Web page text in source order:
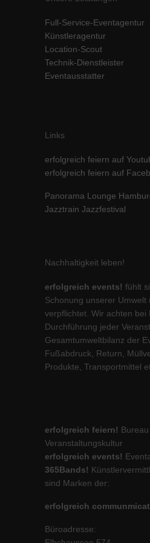
Full-Service-Eventagentur
Künstleragentur
Location-Scout
Technik-Dienstleister
Eventausstatter
Links
erfolgreich feiern auf
erfolgreich feiern auf
Panorama Lounge
Jazztrain Jazzfestival
Nachhaltigkeit leben!
erfolgreich events! fühlt
Schonung unserer Umwelt
verpflichtet. Wir achten bei
Durchführung jeder
Gesamtumweltbilanz der
Fußabdruck, Return,
Produkte, Transportmittel
erfolgreich feiern!
Veranstaltungskultur
erfolgreich events!
365Bands!
sind Marken der:
erfolgreich
Büroadresse:
standardmäßig blockiert. Wenn Cookies
werden, bedarf der Zugriff auf diese
Cookie-
powered by Borlabs Cookie